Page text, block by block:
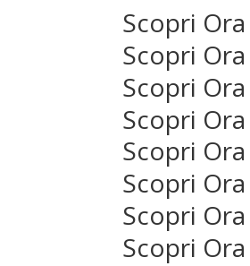
Scopri Ora
Scopri Ora
Scopri Ora
Scopri Ora
Scopri Ora
Scopri Ora
Scopri Ora
Scopri Ora